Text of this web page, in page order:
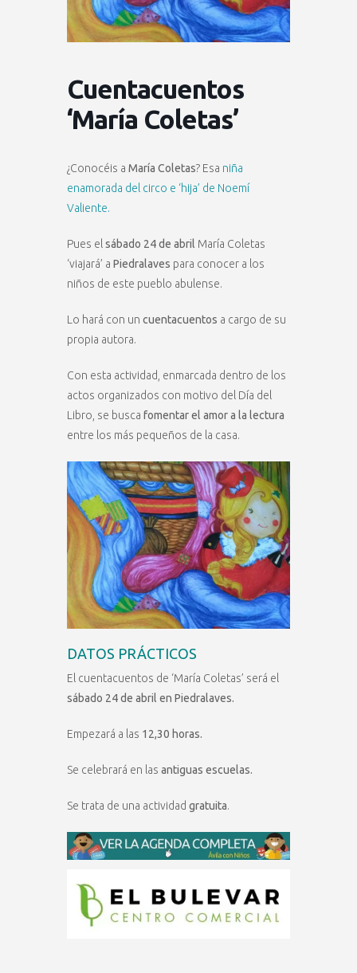
Cuentacuentos
‘María Coletas’
¿Conocéis a María Coletas? Esa niña
enamorada del circo e ‘hija’ de Noemí
Valiente.
Pues el sábado 24 de abril María Coletas
‘viajará’ a Piedralaves para conocer a los
niños de este pueblo abulense.
Lo hará con un cuentacuentos a cargo de su
propia autora.
Con esta actividad, enmarcada dentro de los
actos organizados con motivo del Día del
Libro, se busca fomentar el amor a la lectura
entre los más pequeños de la casa.
DATOS PRÁCTICOS
El cuentacuentos de ‘María Coletas’ será el
sábado 24 de abril en Piedralaves.
Empezará a las 12,30 horas.
Se celebrará en las antiguas escuelas.
Se trata de una actividad gratuita.